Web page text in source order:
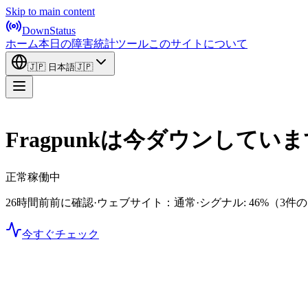
Skip to main content
DownStatus
ホーム本日の障害統計ツールこのサイトについて
🇯🇵 日本語🇯🇵
Fragpunkは今ダウンしていま
正常稼働中
26時間前前に確認·ウェブサイト：通常·シグナル: 46% （3件
今すぐチェック